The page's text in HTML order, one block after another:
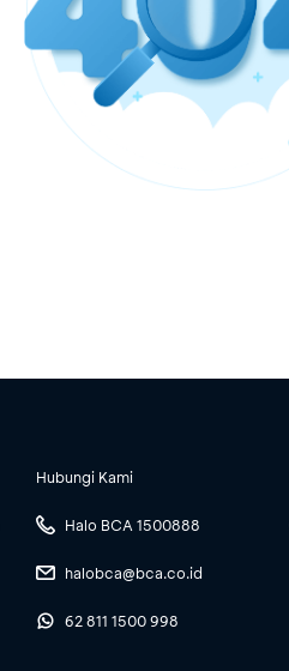
Hubungi Kami
Halo BCA 1500888
halobca@bca.co.id
62 811 1500 998